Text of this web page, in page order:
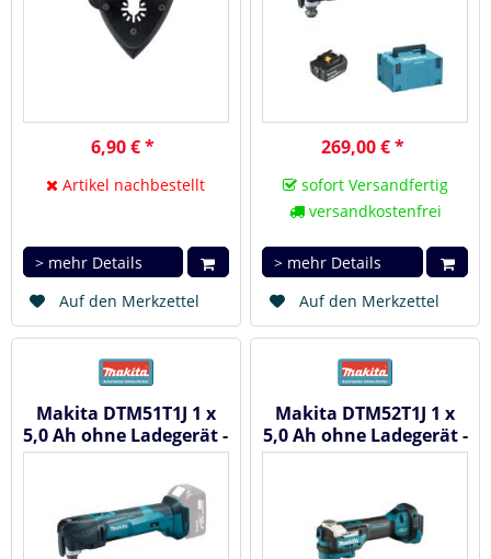
6,90 € *
Artikel nachbestellt
> mehr Details
Auf den Merkzettel
269,00 € *
sofort Versandfertig
versandkostenfrei
> mehr Details
Auf den Merkzettel
Makita DTM51T1J 1 x
5,0 Ah ohne Ladegerät -
Akku...
Makita DTM52T1J 1 x
5,0 Ah ohne Ladegerät -
Akku...